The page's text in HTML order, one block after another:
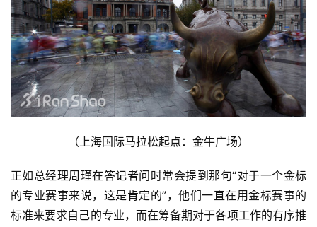
（上海国际马拉松起点：金牛广场）
正如总经理周瑾在答记者问时常会提到那句“对于一个金标
的专业赛事来说，这是肯定的”，他们一直在用金标赛事的
标准来要求自己的专业，而在筹备期对于各项工作的有序推